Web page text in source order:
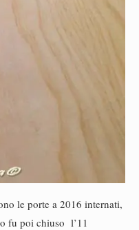
le porte a 2016 internati,
fu poi chiuso l’11